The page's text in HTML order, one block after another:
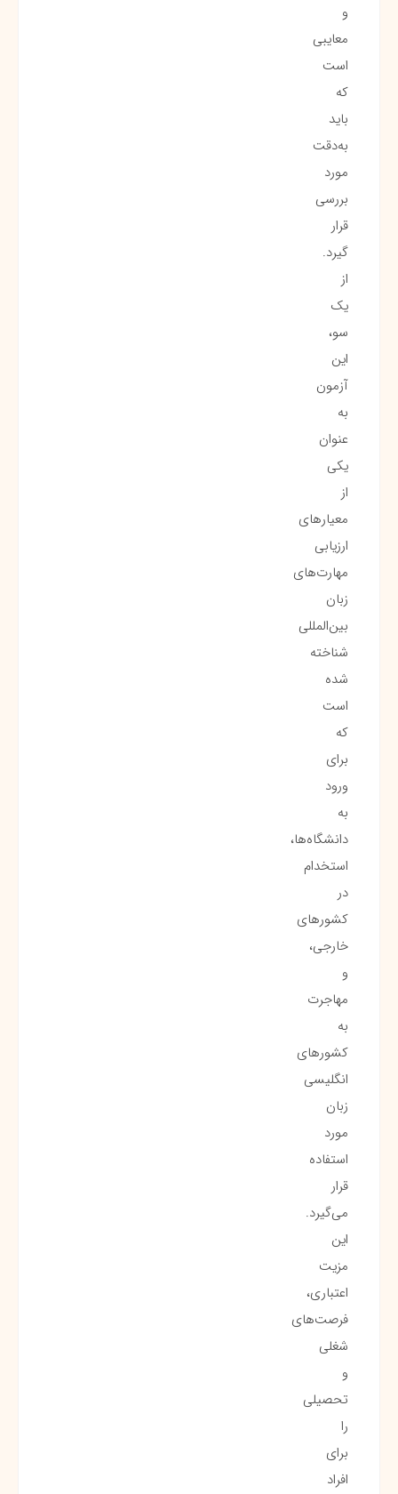
و
معایبی
است
که
باید
به‌دقت
مورد
بررسی
قرار
گیرد.
از
یک
سو،
این
آزمون
به
عنوان
یکی
از
معیارهای
ارزیابی
مهارت‌های
زبان
بین‌المللی
شناخته
شده
است
که
برای
ورود
به
دانشگاه‌ها،
استخدام
در
کشورهای
خارجی،
و
مهاجرت
به
کشورهای
انگلیسی‌
زبان
مورد
استفاده
قرار
می‌گیرد.
این
مزیت
اعتباری،
فرصت‌های
شغلی
و
تحصیلی
را
برای
افراد